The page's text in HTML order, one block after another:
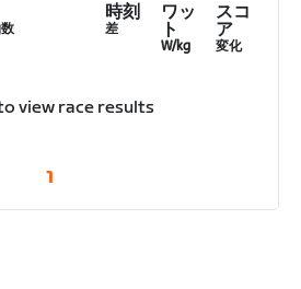
時刻
差
ワッ
ト
W/kg
スコ
ア
変化
view race results
1